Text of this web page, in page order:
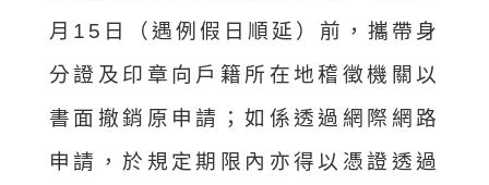
月15日（遇例假日順延）前，攜帶身
分證及印章向戶籍所在地稽徵機關以
書面撤銷原申請；如係透過網際網路
申請，於規定期限內亦得以憑證透過